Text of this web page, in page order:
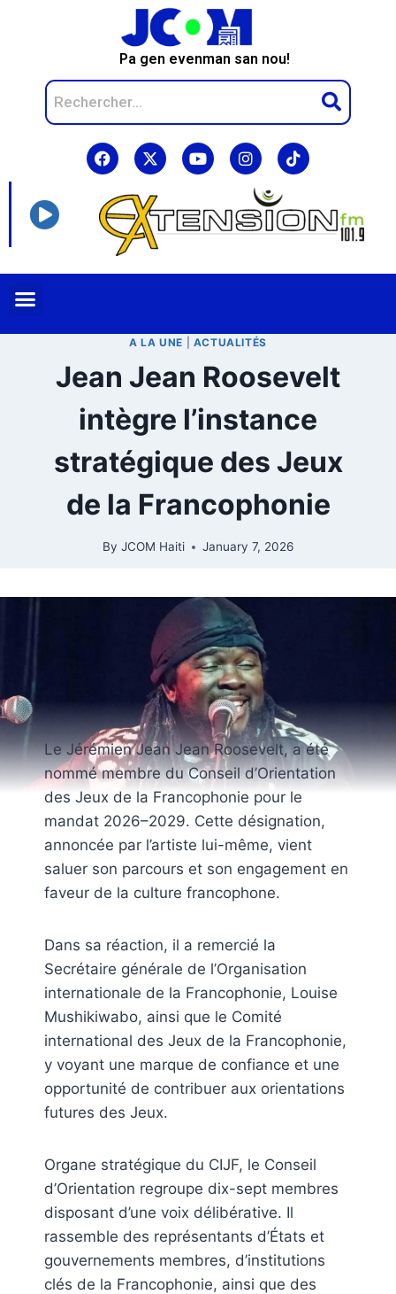
Pa gen evenman san nou!
A LA UNE ACTUALITÉS
Jean Jean Roosevelt
intègre l’instance
stratégique des Jeux
de la Francophonie
By JCOM Haiti January 7, 2026
Le Jérémien Jean Jean Roosevelt, a été
nommé membre du Conseil d’Orientation
des Jeux de la Francophonie pour le
mandat 2026–2029. Cette désignation,
annoncée par l’artiste lui-même, vient
saluer son parcours et son engagement en
faveur de la culture francophone.
Dans sa réaction, il a remercié la
Secrétaire générale de l’Organisation
internationale de la Francophonie, Louise
Mushikiwabo, ainsi que le Comité
international des Jeux de la Francophonie,
y voyant une marque de confiance et une
opportunité de contribuer aux orientations
futures des Jeux.
Organe stratégique du CIJF, le Conseil
d’Orientation regroupe dix-sept membres
disposant d’une voix délibérative. Il
rassemble des représentants d’États et
gouvernements membres, d’institutions
clés de la Francophonie, ainsi que des